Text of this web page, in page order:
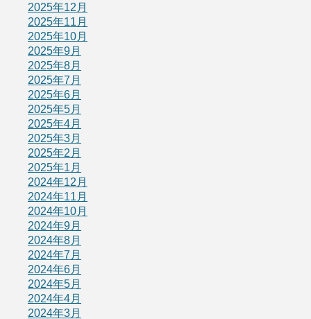
2025年12月
2025年11月
2025年10月
2025年9月
2025年8月
2025年7月
2025年6月
2025年5月
2025年4月
2025年3月
2025年2月
2025年1月
2024年12月
2024年11月
2024年10月
2024年9月
2024年8月
2024年7月
2024年6月
2024年5月
2024年4月
2024年3月